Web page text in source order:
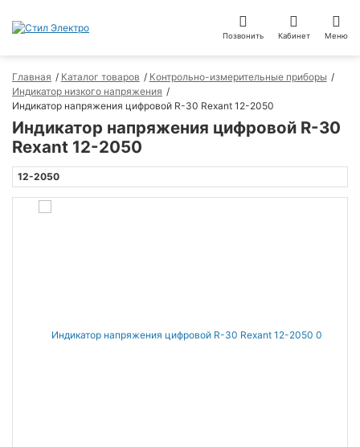
Позвонить Кабинет Меню
Главная Каталог товаров
Контрольно-измерительные приборы
Индикатор низкого напряжения
Индикатор напряжения цифровой R-30 Rexant 12-2050
Индикатор напряжения цифровой R-30
Rexant 12-2050
12-2050